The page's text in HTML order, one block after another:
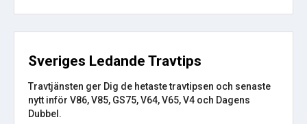
Sveriges Ledande Travtips
Travtjänsten ger Dig de hetaste travtipsen och senaste
nytt inför V86, V85, GS75, V64, V65, V4 och Dagens
Dubbel.